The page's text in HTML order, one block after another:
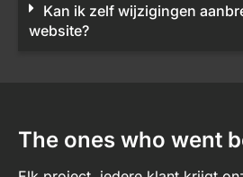
Kan ik zelf wijzigingen
website?
The ones who went